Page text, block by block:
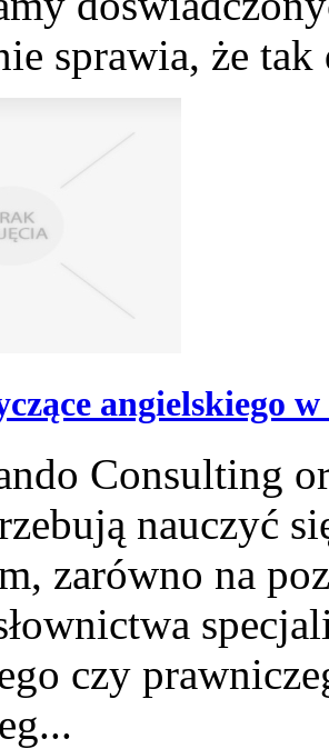
sprawia, że
angielskiego w
Consulting
nauczyć
zarówno na
czy